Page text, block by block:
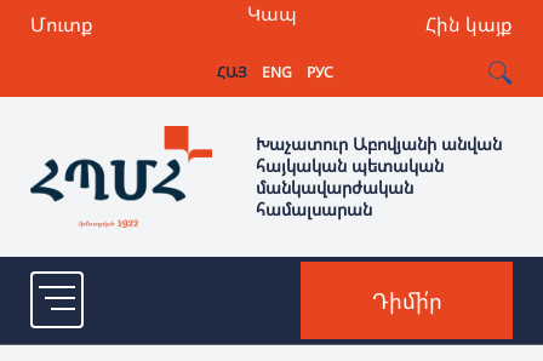
Մուտք Հին կայք
Կապ
ՀԱՅ ENG РУС
Խաչատուր Աբովյանի անվան
հայկական պետական
մանկավարժական
համալսարան
Դիմի՛ր